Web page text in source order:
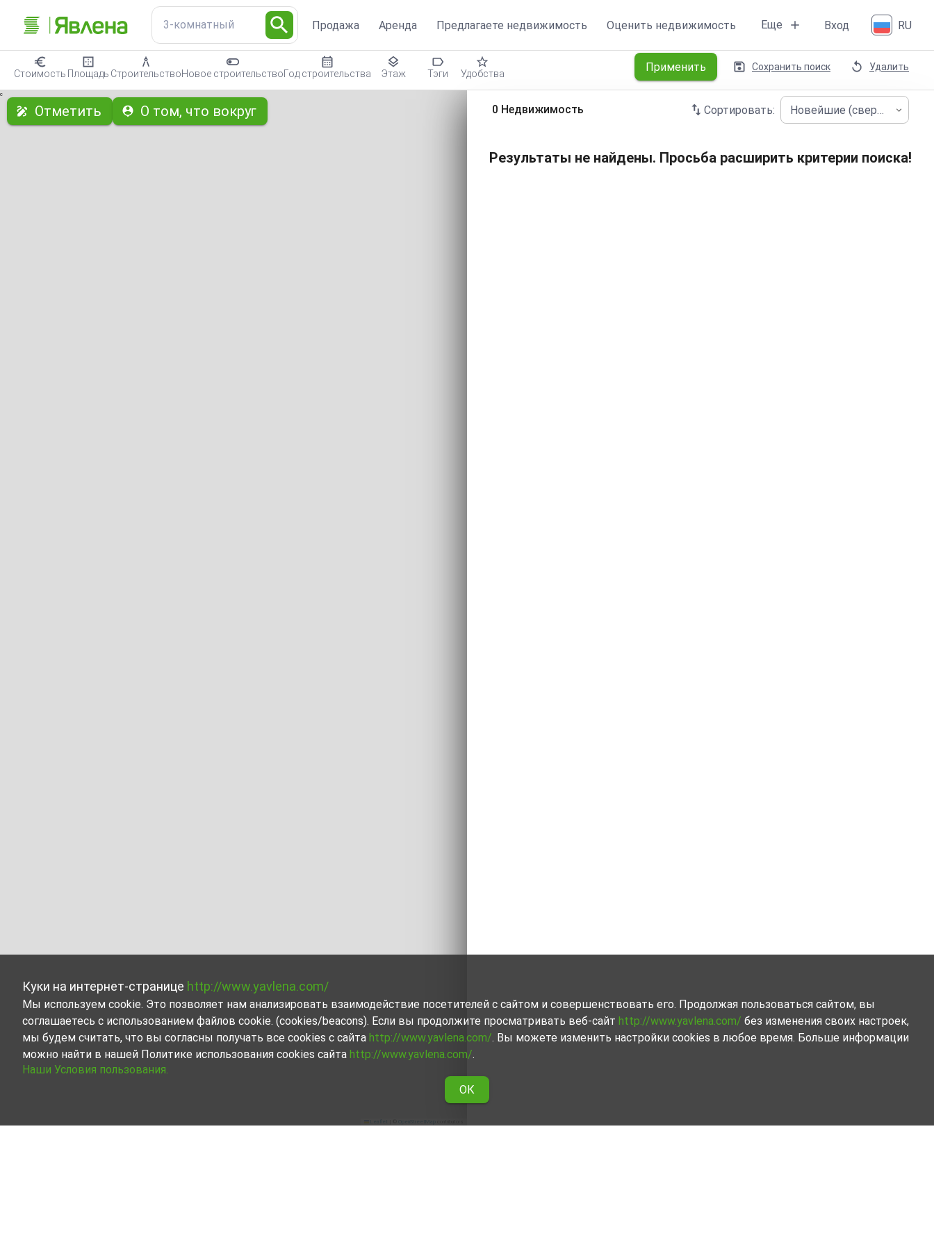
3-комнатный Продажа Аренда Предлагаете недвижимость Оценить недвижимость Еще Вход RU
Стоимость Площадь СтроительствоНовое строительствоГод строительства Этаж Тэги Удобства
Применить Сохранить поиск Удалить
с
Отметить О том, что вокруг 0 Недвижимость Сортировать: Новейшие (сверху)
Результаты не найдены. Просьба расширить критерии поиска!
Куки на интернет-странице http://www.yavlena.com/
Мы используем cookie. Это позволяет нам анализировать взаимодействие посетителей с сайтом и совершенствовать его. Продолжая пользоваться сайтом, вы
соглашаетесь с использованием файлов cookie. (cookies/beacons). Если вы продолжите просматривать веб-сайт http://www.yavlena.com/ без изменения своих настроек,
мы будем считать, что вы согласны получать все cookies с сайта http://www.yavlena.com/. Вы можете изменить настройки cookies в любое время. Больше информации
можно найти в нашей Политике использования cookies сайта http://www.yavlena.com/.
Наши Условия пользования.
ОК